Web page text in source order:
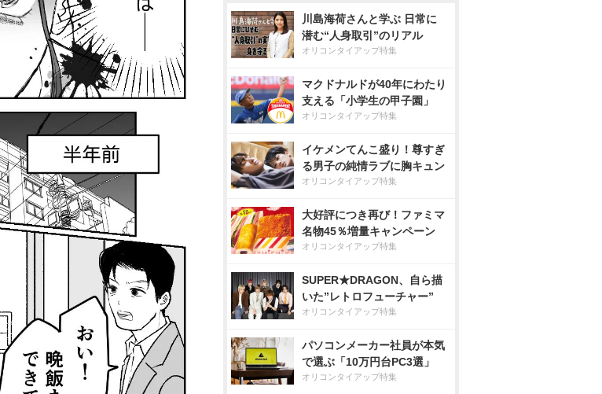
川島海荷さんと学ぶ 日常に
潜む“人身取引”のリアル
オリコンタイアップ特集
マクドナルドが40年にわたり
支える「小学生の甲子園」
オリコンタイアップ特集
イケメンてんこ盛り！尊すぎ
る男子の純情ラブに胸キュン
オリコンタイアップ特集
大好評につき再び！ファミマ
名物45％増量キャンペーン
オリコンタイアップ特集
SUPER★DRAGON、自ら描
いた”レトロフューチャー”
オリコンタイアップ特集
パソコンメーカー社員が本気
で選ぶ「10万円台PC3選」
オリコンタイアップ特集